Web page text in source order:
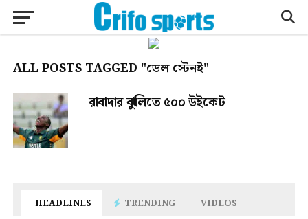
ALL POSTS TAGGED "ডেল স্টেনই"
রাবাদার ঝুলিতে ৫০০ উইকেট
HEADLINES TRENDING VIDEOS